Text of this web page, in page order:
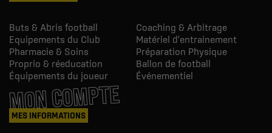
Buts & Abris football
Coaching & Arbitrage
Equipements du Club
Matériel d'entrainement
Pharmacie & Soins
Préparation Physique
Proprio & réeducation
Ballon de football
Équipements du joueur
Événementiel
MON COMPTE
MES INFORMATIONS